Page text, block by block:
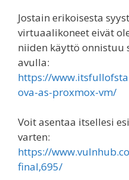
Jostain erikoisesta
virtuaalikoneet eivät
niiden käyttö onnistuu
avulla:
https://
ova-as-proxmox-vm/
Voit asentaa itsellesi
varten:
https://
final,695/